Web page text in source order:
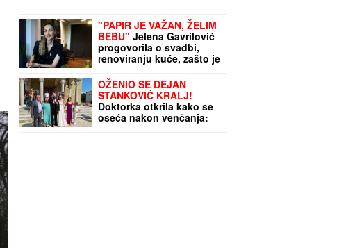
"PAPIR JE VAŽAN, ŽELIM
BEBU" Jelena Gavrilović
progovorila o svadbi,
renoviranju kuće, zašto je
obnaživanje: "Išla sam
roditeljima da kažem da
odustajem"
OŽENIO SE DEJAN
STANKOVIĆ KRALJ!
Doktorka otkrila kako se
oseća nakon venčanja: